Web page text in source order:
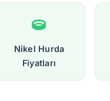
Nikel Hurda
Fiyatları